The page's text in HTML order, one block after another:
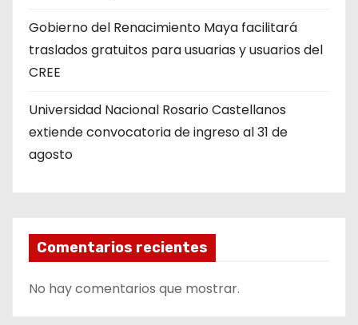
Gobierno del Renacimiento Maya facilitará
traslados gratuitos para usuarias y usuarios del
CREE
Universidad Nacional Rosario Castellanos
extiende convocatoria de ingreso al 31 de
agosto
Comentarios recientes
No hay comentarios que mostrar.